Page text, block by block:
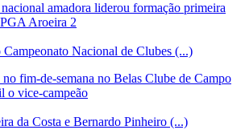
amadora liderou formação primeira
Aroeira 2
Nacional de Clubes (...)
fim-de-semana no Belas Clube de Campo
o vice-campeão
da Costa e Bernardo Pinheiro (...)